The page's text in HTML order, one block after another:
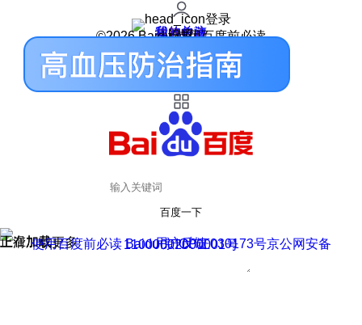
登录
我的关注
我的收藏
皮肤中心
用户反馈
设置
©2026 Baidu 使用百度前必读
百度一下
正在加载
上滑加载更多 用户反馈
使用百度前必读 Baidu 京ICP证030173号
京公网安备11000002000001号